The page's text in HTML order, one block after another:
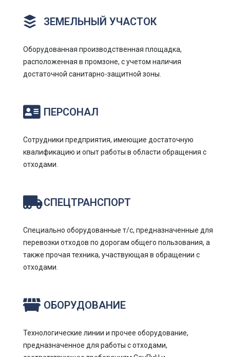
ЗЕМЕЛЬНЫЙ УЧАСТОК
Оборудованная производственная площадка,
расположенная в промзоне, с учетом наличия
достаточной санитарно-защитной зоны.
ПЕРСОНАЛ
Сотрудники предприятия, имеющие достаточную
квалификацию и опыт работы в области обращения с
отходами.
СПЕЦТРАНСПОРТ
Специально оборудованные т/с, предназначенные для
перевозки отходов по дорогам общего пользования, а
также прочая техника, участвующая в обращении с
отходами.
ОБОРУДОВАНИЕ
Технологические линии и прочее оборудование,
предназначенное для работы с отходами,